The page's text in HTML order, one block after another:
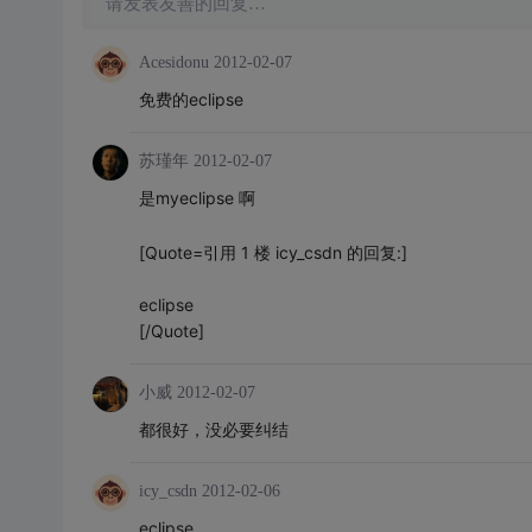
Acesidonu 2012-02-07
免费的eclipse
苏瑾年 2012-02-07
是myeclipse 啊
[Quote=引用 1 楼 icy_csdn 的回复:]
eclipse
[/Quote]
小威 2012-02-07
都很好，没必要纠结
icy_csdn 2012-02-06